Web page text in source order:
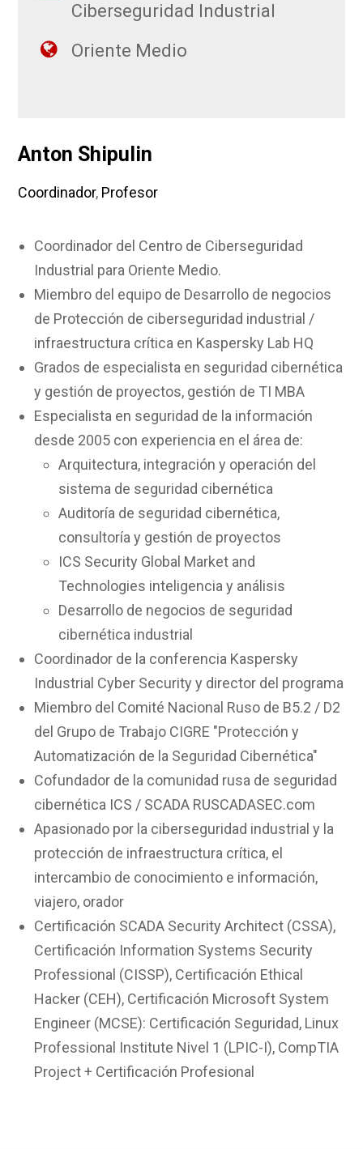
Ciberseguridad Industrial
Oriente Medio
Anton Shipulin
Coordinador, Profesor
Coordinador del Centro de Ciberseguridad
Industrial para Oriente Medio.
Miembro del equipo de Desarrollo de negocios
de Protección de ciberseguridad industrial /
infraestructura crítica en Kaspersky Lab HQ
Grados de especialista en seguridad cibernética
y gestión de proyectos, gestión de TI MBA
Especialista en seguridad de la información
desde 2005 con experiencia en el área de:
Arquitectura, integración y operación del
sistema de seguridad cibernética
Auditoría de seguridad cibernética,
consultoría y gestión de proyectos
ICS Security Global Market and
Technologies inteligencia y análisis
Desarrollo de negocios de seguridad
cibernética industrial
Coordinador de la conferencia Kaspersky
Industrial Cyber Security y director del programa
Miembro del Comité Nacional Ruso de B5.2 / D2
del Grupo de Trabajo CIGRE "Protección y
Automatización de la Seguridad Cibernética"
Cofundador de la comunidad rusa de seguridad
cibernética ICS / SCADA RUSCADASEC.com
Apasionado por la ciberseguridad industrial y la
protección de infraestructura crítica, el
intercambio de conocimiento e información,
viajero, orador
Certificación SCADA Security Architect (CSSA),
Certificación Information Systems Security
Professional (CISSP), Certificación Ethical
Hacker (CEH), Certificación Microsoft System
Engineer (MCSE): Certificación Seguridad, Linux
Professional Institute Nivel 1 (LPIC-I), CompTIA
Project + Certificación Profesional